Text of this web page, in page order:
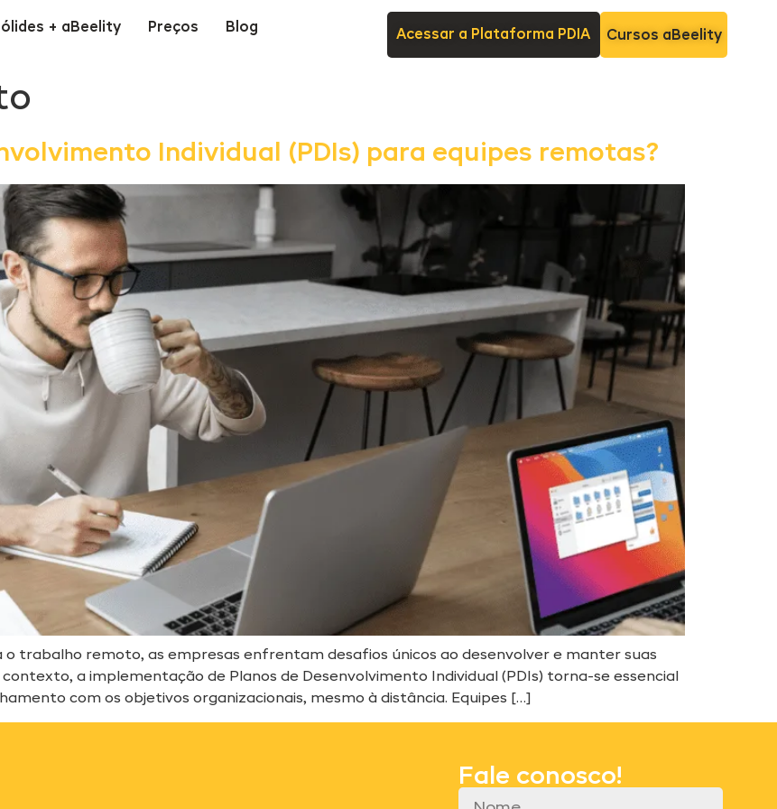
+ aBeelity Preços Blog
Acessar a Plataforma PDIA Cursos aBeelity
Individual (PDIs) para equipes remotas?
trabalho remoto, as empresas enfrentam desafios únicos ao desenvolver e manter suas
a implementação de Planos de Desenvolvimento Individual (PDIs) torna-se essencial
com os objetivos organizacionais, mesmo à distância. Equipes […]
Fale conosco!